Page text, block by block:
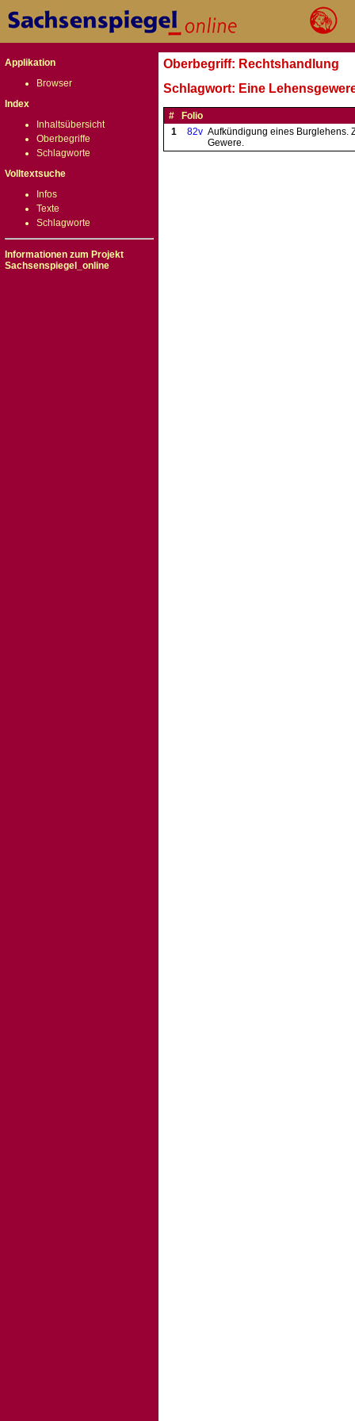
Applikation
Browser
Index
Inhaltsübersicht
Oberbegriffe
Schlagworte
Volltextsuche
Infos
Texte
Schlagworte
Informationen zum Projekt
Sachsenspiegel_online
Oberbegriff: Rechtshandlung
Schlagwort: Eine
#
Folio
1
82v Aufkündigung eines Burglehens.
Gewere.